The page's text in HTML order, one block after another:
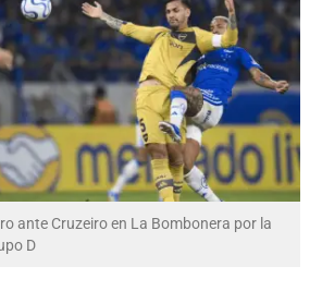
ante Cruzeiro en La Bombonera por la
D